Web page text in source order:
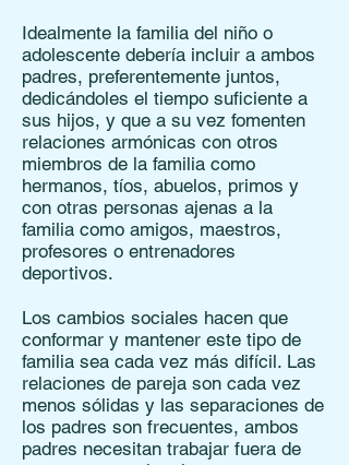
Idealmente la familia del niño o
adolescente debería incluir a ambos
padres, preferentemente juntos,
dedicándoles el tiempo suficiente a
sus hijos, y que a su vez fomenten
relaciones armónicas con otros
miembros de la familia como
hermanos, tíos, abuelos, primos y
con otras personas ajenas a la
familia como amigos, maestros,
profesores o entrenadores
deportivos.
Los cambios sociales hacen que
conformar y mantener este tipo de
familia sea cada vez más difícil. Las
relaciones de pareja son cada vez
menos sólidas y las separaciones de
los padres son frecuentes, ambos
padres necesitan trabajar fuera de